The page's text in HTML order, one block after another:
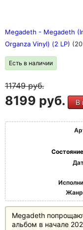
Megadeth - Megadeth
Organza Vinyl) (2 LP)
Есть в наличии
11749руб.
8199 руб. В
Megadeth
альбом в начале